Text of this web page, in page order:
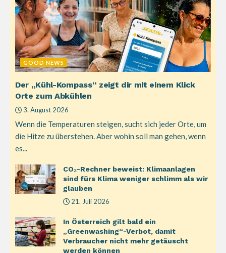
GOOD NEWS
Der „Kühl-Kompass“ zeigt dir mit einem Klick
Orte zum Abkühlen
3. August 2026
Wenn die Temperaturen steigen, sucht sich jeder Orte, um
die Hitze zu überstehen. Aber wohin soll man gehen, wenn
es...
CO₂-Rechner beweist: Klimaanlagen
sind fürs Klima weniger schlimm als wir
glauben
21. Juli 2026
In Österreich gilt bald ein
„Greenwashing“-Verbot, damit
Verbraucher nicht mehr getäuscht
werden können